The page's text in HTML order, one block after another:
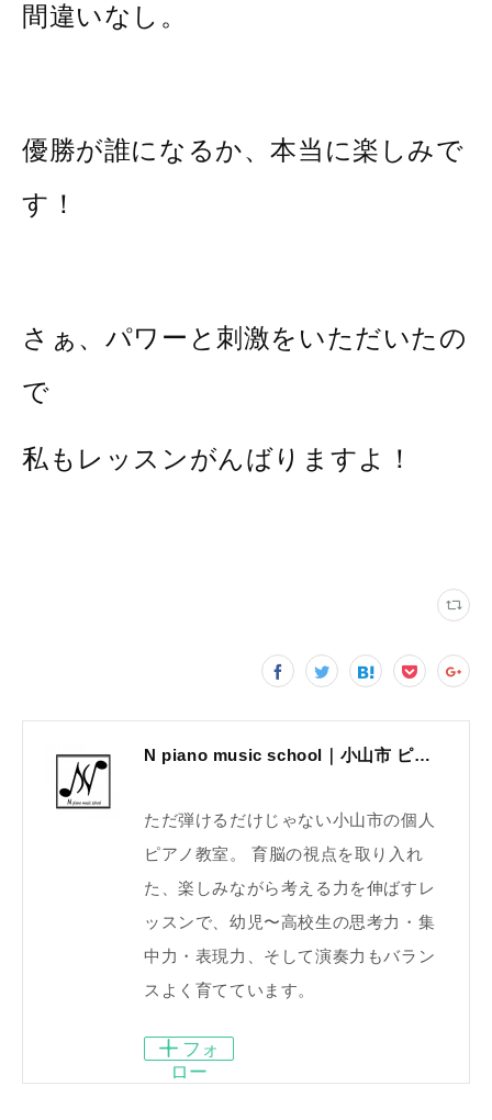
間違いなし。
優勝が誰になるか、本当に楽しみで
す！
さぁ、パワーと刺激をいただいたの
で
私もレッスンがんばりますよ！
N piano music school｜小山市 ピアノ教室｜考える力・集中力を育てる個人レッスン｜2025年体験レッスン受付中
ただ弾けるだけじゃない小山市の個人
ピアノ教室。 育脳の視点を取り入れ
た、楽しみながら考える力を伸ばすレ
ッスンで、幼児〜高校生の思考力・集
中力・表現力、そして演奏力もバラン
スよく育てています。
フォ
ロー